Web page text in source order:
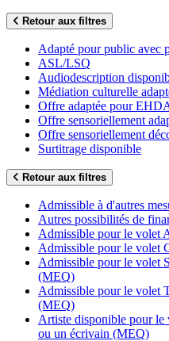
Retour aux filtres
Adapté pour public avec
ASL/LSQ
Audiodescription
Médiation culturelle
Offre adaptée pour
Offre sensoriellement
Offre sensoriellement
Surtitrage disponible
Retour aux filtres
Admissible à d'autres
Autres possibilités de
Admissible pour le volet
Admissible pour le volet
Admissible pour le volet
(MEQ)
Admissible pour le volet
(MEQ)
Artiste disponible pour le
ou un écrivain (MEQ)